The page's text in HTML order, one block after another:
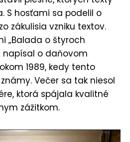
S hosťami sa podelil o
zákulisia vzniku textov.
„Balada o štyroch
napísal o daňovom
1989, kedy tento
Večer sa tak niesol
ktorá spájala kvalitné
zážitkom.